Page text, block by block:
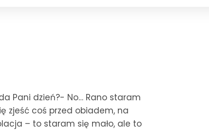
Pani dzień?- No… Rano staram
zjeść coś przed obiadem, na
– to staram się mało, ale to